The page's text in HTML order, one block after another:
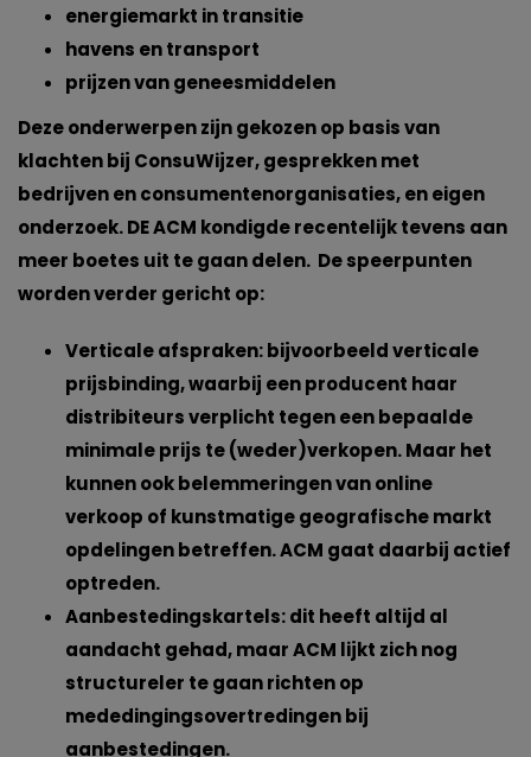
energiemarkt in transitie
havens en transport
prijzen van geneesmiddelen
Deze onderwerpen zijn gekozen op basis van
klachten bij ConsuWijzer, gesprekken met
bedrijven en consumentenorganisaties, en eigen
onderzoek. DE ACM kondigde recentelijk tevens aan
meer boetes uit te gaan delen. De speerpunten
worden verder gericht op:
Verticale afspraken: bijvoorbeeld verticale
prijsbinding, waarbij een producent haar
distribiteurs verplicht tegen een bepaalde
minimale prijs te (weder)verkopen. Maar het
kunnen ook belemmeringen van online
verkoop of kunstmatige geografische markt
opdelingen betreffen. ACM gaat daarbij actief
optreden.
Aanbestedingskartels: dit heeft altijd al
aandacht gehad, maar ACM lijkt zich nog
structureler te gaan richten op
mededingingsovertredingen bij
aanbestedingen.